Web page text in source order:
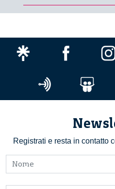
Registrati e resta in contatto